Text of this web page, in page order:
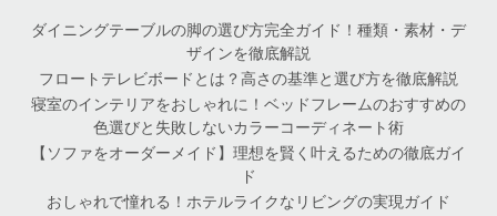
ダイニングテーブルの脚の選び方完全ガイド！種類・素材・デ
ザインを徹底解説
フロートテレビボードとは？高さの基準と選び方を徹底解説
寝室のインテリアをおしゃれに！ベッドフレームのおすすめの
色選びと失敗しないカラーコーディネート術
【ソファをオーダーメイド】理想を賢く叶えるための徹底ガイ
ド
おしゃれで憧れる！ホテルライクなリビングの実現ガイド